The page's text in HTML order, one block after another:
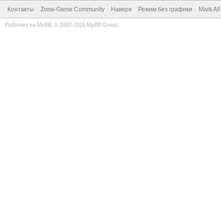
Контакты Zone-Game Community Наверх Режим без графики Mark
Работает на MyBB , © 2002-2026 MyBB Group